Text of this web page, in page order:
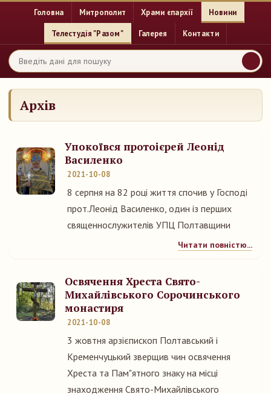
Головна Митрополит Храми єпархії Новини
Телестудія "Разом" Галерея Контакти
Архів
Упокоївся протоієрей Леонід
Василенко
2021-10-08
8 серпня на 82 році життя спочив у Господі
прот.Леонід Василенко, один із перших
священнослужителів УПЦ Полтавщини
Читати повністю...
Освячення Хреста Свято-
Михайлівського Сорочинського
монастиря
2021-10-08
3 жовтня арзієпископ Полтавський і
Кременчуцький зверщив чин освячення
Хреста та Пам"ятного знаку на місці
знаходження Свято-Михайлівського